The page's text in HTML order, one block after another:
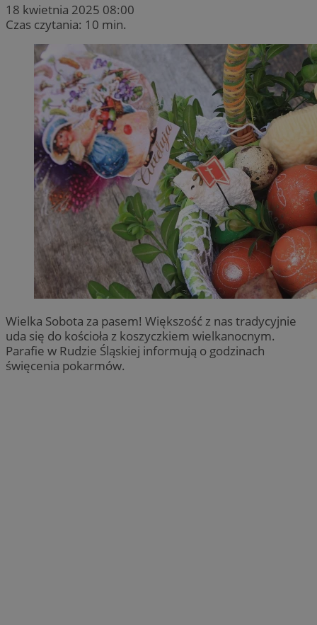
18 kwietnia 2025 08:00
Czas czytania: 10 min.
Wielka Sobota za pasem! Większość z nas tradycyjnie
uda się do kościoła z koszyczkiem wielkanocnym.
Parafie w Rudzie Śląskiej informują o godzinach
święcenia pokarmów.